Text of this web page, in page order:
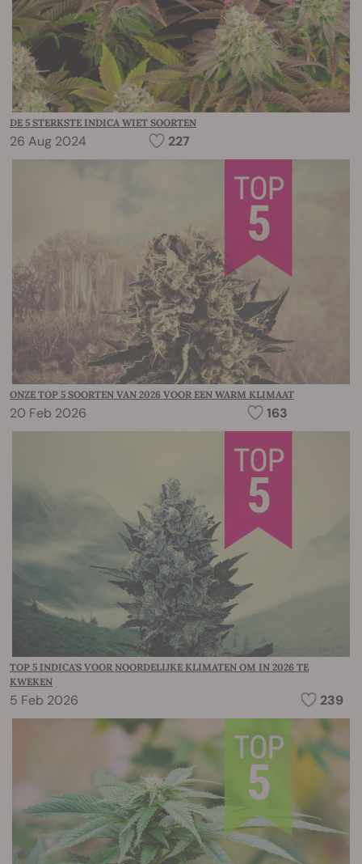
DE 5 STERKSTE INDICA WIET SOORTEN
26 Aug 2024 227
ONZE TOP 5 SOORTEN VAN 2026 VOOR EEN WARM KLIMAAT
20 Feb 2026 163
TOP 5 INDICA'S VOOR NOORDELIJKE KLIMATEN OM IN 2026 TE
KWEKEN
5 Feb 2026 239